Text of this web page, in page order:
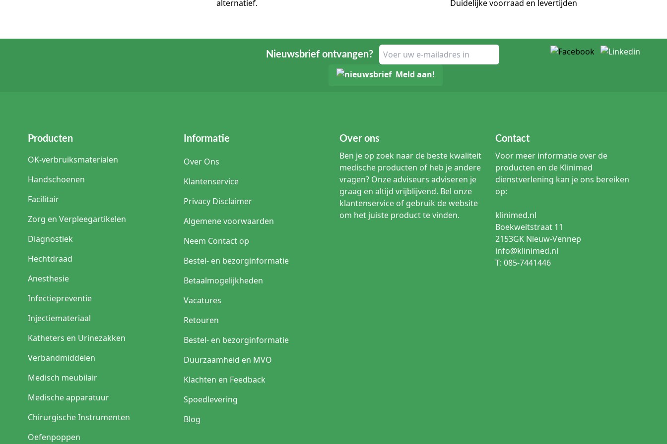
betreffende extremiteit en voorkom onnodige spanning of plooivorming in het materiaal.
afvoeren van gebruikte materialen.
Veelgestelde vragen over extremiteitenlakens
Wat is het verschil tussen een extremiteitenlaken en een extremiteitenset?
Controleer altijd de productspecificaties en volg het lokale protocol.
Let op de lichaamsregio waarvoor het laken is bedoeld, de totale afmetingen, de ligging van een eventuele opening en de benodigde afdekking
Een stockinette is een buisvormig onderdeel dat in sommige extremiteitensets is opgenomen. Raadpleeg de productpagina voor de setinhoud en
de instructies van de fabrikant voor de toepassing binnen de afdekmethode.
Nee. De afmetingen, opening, setinhoud en uitvoering verschillen per product. Vergelijk deze kenmerken op de productpagina voordat u een keuze
alternatief.
Duidelijke voorraad en levertijden
Nieuwsbrief ontvangen?
Meld aan!
Producten
OK-verbruiksmaterialen
Handschoenen
Facilitair
Zorg en Verpleegartikelen
Diagnostiek
Hechtdraad
Anesthesie
Infectiepreventie
Injectiemateriaal
Katheters en Urinezakken
Verbandmiddelen
Medisch meubilair
Medische apparatuur
Chirurgische Instrumenten
Oefenpoppen
Informatie
Over Ons
Klantenservice
Privacy Disclaimer
Algemene voorwaarden
Neem Contact op
Bestel- en bezorginformatie
Betaalmogelijkheden
Vacatures
Retouren
Bestel- en bezorginformatie
Duurzaamheid en MVO
Klachten en Feedback
Spoedlevering
Blog
Over ons
Ben je op zoek naar de beste kwaliteit
medische producten of heb je andere
vragen? Onze adviseurs adviseren je
graag en altijd vrijblijvend. Bel onze
klantenservice of gebruik de website
om het juiste product te vinden.
Contact
Voor meer informatie over de
producten en de Klinimed
dienstverlening kan je ons bereiken
op:
klinimed.nl
Boekweitstraat 11
2153GK Nieuw-Vennep
info@klinimed.nl
T: 085-7441446